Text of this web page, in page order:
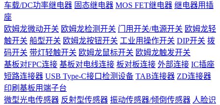
车载/DC功率继电器 固态继电器 MOS FET继电器 继电器用插
座
欧姆龙微动开关 欧姆龙检测开关 门用开关/电源开关 欧姆龙轻
触开关 船型开关 欧姆龙按钮开关 工业用操作开关 DIP开关 拨
码开关 带灯轻触开关 欧姆龙鼠标开关 欧姆龙触发开关
基板对FPC连接 基板对电线连接 板对板连接 外部连接 IC插座
短路连接器 USB Type-C接口检测设备 TAB连接器 ZD连接器
印刷基板用端子台
微型光电传感器 反射型传感器 振动传感器/倾倒传感器 人脸识